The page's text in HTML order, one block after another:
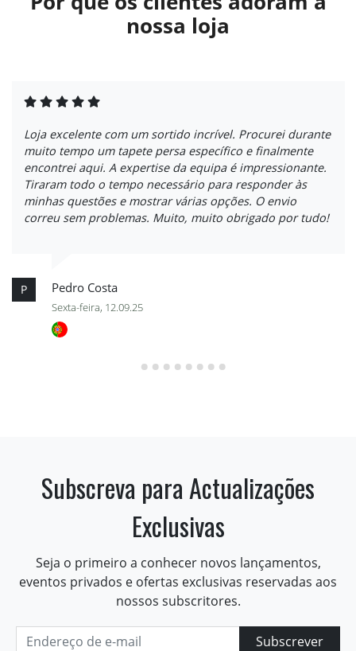
nossa loja
Loja excelente com um sortido incrível. Procurei durante
muito tempo um tapete persa específico e finalmente
encontrei aqui. A expertise da equipa é impressionante.
Tiraram todo o tempo necessário para responder às
minhas questões e mostrar várias opções. O envio
correu sem problemas. Muito, muito obrigado por tudo!
P Pedro Costa
Sexta-feira, 12.09.25
Subscreva para Actualizações
Exclusivas
Seja o primeiro a conhecer novos lançamentos,
eventos privados e ofertas exclusivas reservadas aos
nossos subscritores.
Subscrever